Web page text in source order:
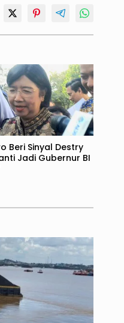
Beri Sinyal Destry
Jadi Gubernur BI